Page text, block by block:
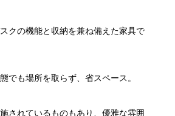
クの機能と収納を兼ね備えた家具で
でも場所を取らず、省スペース。
されているものもあり、優雅な雰囲